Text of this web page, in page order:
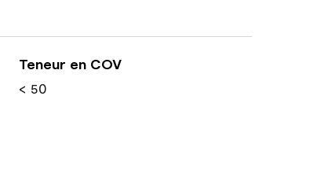
Teneur en COV
< 50